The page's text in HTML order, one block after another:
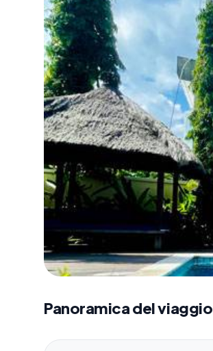
Panoramica del viaggio